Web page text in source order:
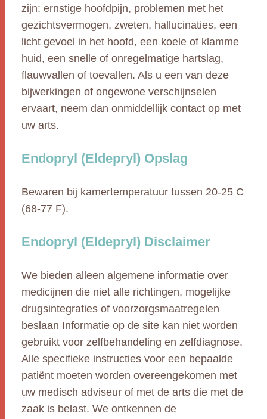
zijn: ernstige hoofdpijn, problemen met het
gezichtsvermogen, zweten, hallucinaties, een
licht gevoel in het hoofd, een koele of klamme
huid, een snelle of onregelmatige hartslag,
flauwvallen of toevallen. Als u een van deze
bijwerkingen of ongewone verschijnselen
ervaart, neem dan onmiddellijk contact op met
uw arts.
Endopryl (Eldepryl) Opslag
Bewaren bij kamertemperatuur tussen 20-25 C
(68-77 F).
Endopryl (Eldepryl) Disclaimer
We bieden alleen algemene informatie over
medicijnen die niet alle richtingen, mogelijke
drugsintegraties of voorzorgsmaatregelen
beslaan Informatie op de site kan niet worden
gebruikt voor zelfbehandeling en zelfdiagnose.
Alle specifieke instructies voor een bepaalde
patiënt moeten worden overeengekomen met
uw medisch adviseur of met de arts die met de
zaak is belast. We ontkennen de